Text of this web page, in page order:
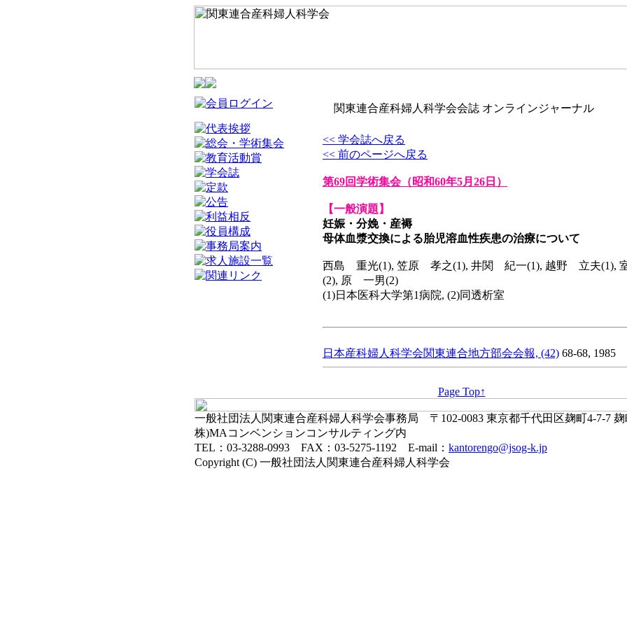
関東連合産科婦人科学会会誌 オンラインジャーナル
<< 学会誌へ戻る
<< 前のページへ戻る
第69回学術集会（昭和60年5月26日）
【一般演題】
妊娠・分娩・産褥
母体血漿交換による胎児溶血性疾患の治療について
西島 重光(1), 笠原 孝之(1), 井関 紀一(1), 越野 立夫(1),
(2), 原 一男(2)
(1)日本医科大学第1病院, (2)同透析室
日本産科婦人科学会関東連合地方部会会報, (42) 68-68, 1985
Page Top↑
一般社団法人関東連合産科婦人科学会事務局 〒102-0083 東京都千代田区麹町4-7-7
株)MAコンベンションコンサルティング内
TEL：03-3288-0993 FAX：03-5275-1192 E-mail： kantorengo@jsog-k.jp
Copyright (C) 一般社団法人関東連合産科婦人科学会